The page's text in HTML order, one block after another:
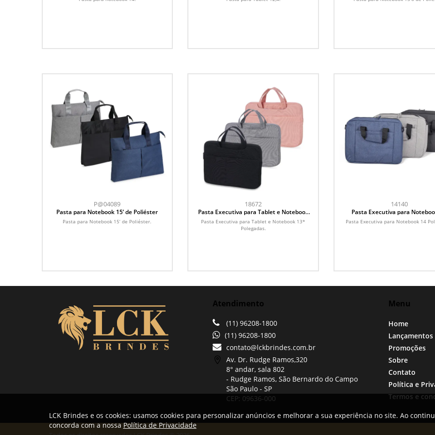
P@04089
Pasta para Notebook 15’ de Poliéster
Pasta para Notebook 15’ de Poliéster.
18672
Pasta Executiva para Tablet e Notebook
13* Polegadas
Pasta Executiva para Tablet e Notebook 13*
Polegadas.
14140
Pasta Executiva para
Polegadas
Pasta Executiva para Notebook 14
Atendimento
(11) 96208-1800
(11) 96208-1800
contato@lckbrindes.com.br
Av. Dr. Rudge Ramos,320
8° andar, sala 802
- Rudge Ramos, São Bernardo do Campo
São Paulo -SP
CEP: 09636-000
Menu
Home
Lançamentos
Promoções
Sobre
Contato
Política e
Termos e
LCK Brindes e os cookies: usamos cookies para personalizar anúncios e melhorar a sua experiência no site. Ao
concorda com a nossaPolítica de Privacidade